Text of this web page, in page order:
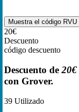
Muestra el código RVU
20€
Descuento
código descuento
Descuento de 20€
con Grover.
39 Utilizado